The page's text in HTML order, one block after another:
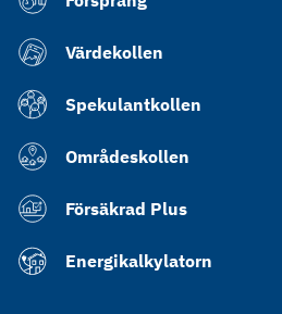
Värdekollen
Spekulantkollen
Områdeskollen
Försäkrad Plus
Energikalkylatorn